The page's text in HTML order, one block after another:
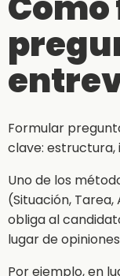
Formular
clave: estructura,
Uno de los
(Situación,
obliga al
lugar de
Por ejemplo, en